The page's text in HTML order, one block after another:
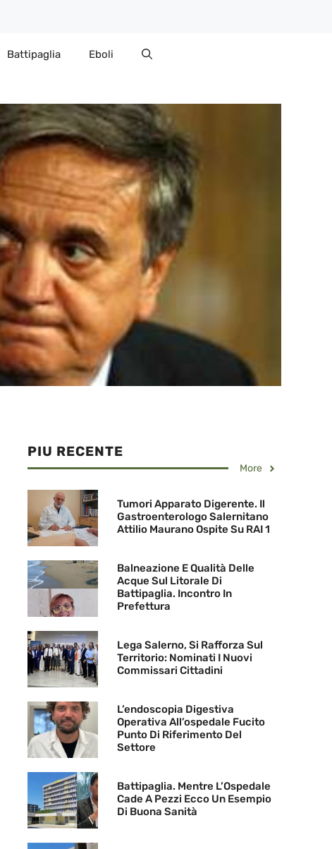
Battipaglia Eboli
PIU RECENTE
More
Tumori Apparato Digerente. Il
Gastroenterologo Salernitano
Attilio Maurano Ospite Su RAI 1
Balneazione E Qualità Delle
Acque Sul Litorale Di
Battipaglia. Incontro In
Prefettura
Lega Salerno, Si Rafforza Sul
Territorio: Nominati I Nuovi
Commissari Cittadini
L’endoscopia Digestiva
Operativa All’ospedale Fucito
Punto Di Riferimento Del
Settore
Battipaglia. Mentre L’Ospedale
Cade A Pezzi Ecco Un Esempio
Di Buona Sanità